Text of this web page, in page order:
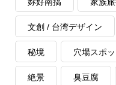
妳好南搞 家族
文創 / 台湾デザイン
秘境 穴場スポッ
絶景 臭豆腐